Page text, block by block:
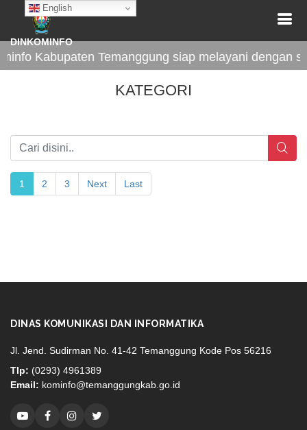
English
DINKOMINFO
Kabupaten Temanggung siap melayani dengan
KATEGORI
1 2 3 Next Last
DINAS KOMUNIKASI DAN INFORMATIKA
Jl. Jend. Sudirman No. 41-42 Temanggung Kode Pos 56216
Tlp: (0293) 4961389
Email: kominfo@temanggungkab.go.id